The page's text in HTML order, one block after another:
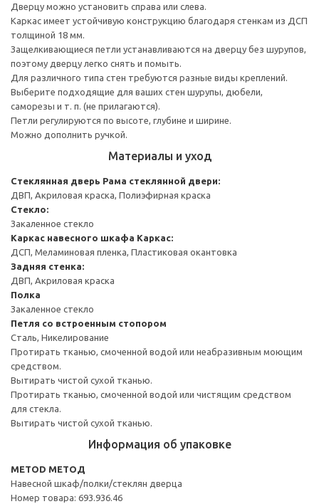
Дверцу можно установить справа или слева.
Каркас имеет устойчивую конструкцию благодаря стенкам из ДСП
толщиной 18 мм.
Защелкивающиеся петли устанавливаются на дверцу без шурупов,
поэтому дверцу легко снять и помыть.
Для различного типа стен требуются разные виды креплений.
Выберите подходящие для ваших стен шурупы, дюбели,
саморезы и т. п. (не прилагаются).
Петли регулируются по высоте, глубине и ширине.
Можно дополнить ручкой.
Материалы и уход
Стеклянная дверь Рама стеклянной двери:
ДВП, Акриловая краска, Полиэфирная краска
Стекло:
Закаленное стекло
Каркас навесного шкафа Каркас:
ДСП, Меламиновая пленка, Пластиковая окантовка
Задняя стенка:
ДВП, Акриловая краска
Полка
Закаленное стекло
Петля со встроенным стопором
Сталь, Никелирование
Протирать тканью, смоченной водой или неабразивным моющим
средством.
Вытирать чистой сухой тканью.
Протирать тканью, смоченной водой или чистящим средством
для стекла.
Вытирать чистой сухой тканью.
Информация об упаковке
METOD МЕТОД
Навесной шкаф/полки/стеклян дверца
Номер товара: 693.936.46